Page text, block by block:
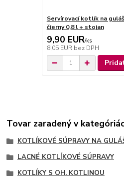
Servírovací kotlík na
čierny 0,8 l + stojan
9,90 EUR/ks
8,05 EUR bez DPH
Tovar zaradený v
KOTLÍKOVÉ SÚPRAVY NA
LACNÉ KOTLÍKOVÉ SÚPRAVY
KOTLÍKY S OH. KOTLINOU